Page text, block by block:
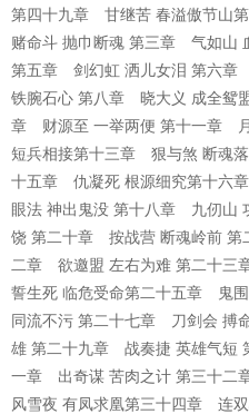
第四十九章 甘继苦 春溢傲节山
赌命斗 抛巾断魂 第三章 气如山
第五章 剑幻虹 洒儿女泪 第六
铁腕石心 第八章 晓大义 成全鸳
章 财源至 一举两便 第十一章
短兵相接第十三章 狠与煞 断魂
十五章 仇凝死 根源细究第十六
眼法 神出鬼没 第十八章 九仞山
饶 第二十章 按战营 断魂岭前
二章 欲邀盟 左右为难 第二十
誓生死 临危受命第二十五章 鬼
同流不污 第二十七章 刀剑会 搏
雄 第二十九章 战奏捷 英雄气短
一章 出奇谋 苦肉之计 第三十
风雪夜 有凤求凰第三十四章 连